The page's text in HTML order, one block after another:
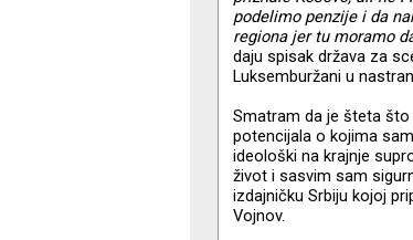
podelimo penzije i da
regiona jer tu moramo
daju spisak država za
Luksemburžani u
Smatram da je šteta što
potencijala o kojima
ideološki na krajnje
život i sasvim sam
izdajničku Srbiju kojoj
Vojnov.